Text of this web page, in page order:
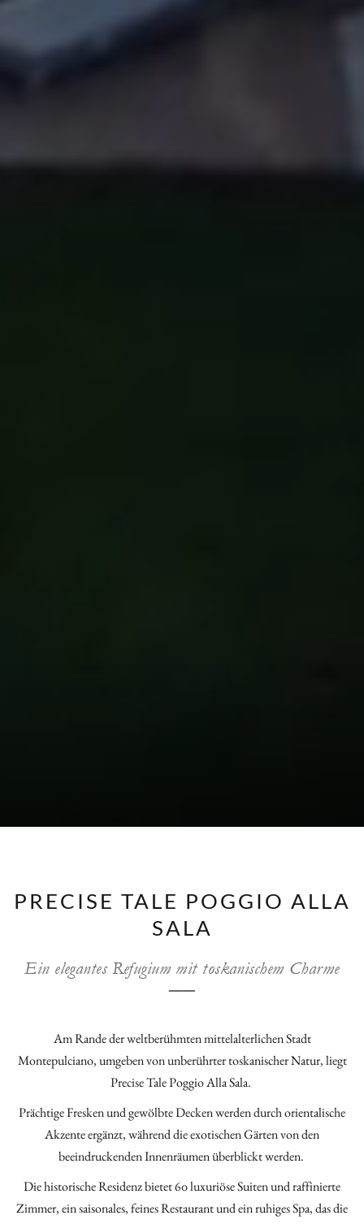
PRECISE TALE POGGIO ALLA
SALA
Ein elegantes Refugium mit toskanischem Charme
──
Am Rande der weltberühmten mittelalterlichen Stadt
Montepulciano, umgeben von unberührter toskanischer Natur, liegt
Precise Tale Poggio Alla Sala.
Prächtige Fresken und gewölbte Decken werden durch orientalische
Akzente ergänzt, während die exotischen Gärten von den
beeindruckenden Innenräumen überblickt werden.
Die historische Residenz bietet 60 luxuriöse Suiten und raffinierte
Zimmer, ein saisonales, feines Restaurant und ein ruhiges Spa, das die